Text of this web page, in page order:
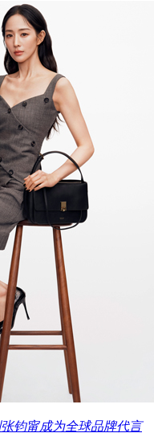
钧甯成为全球品牌代言